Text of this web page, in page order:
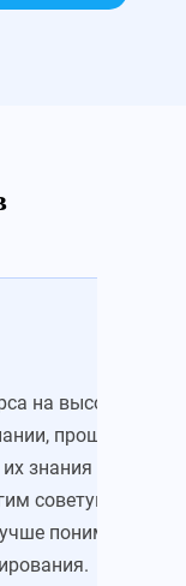
на высоте. Все
прошедшие
знания
советую
понимать,